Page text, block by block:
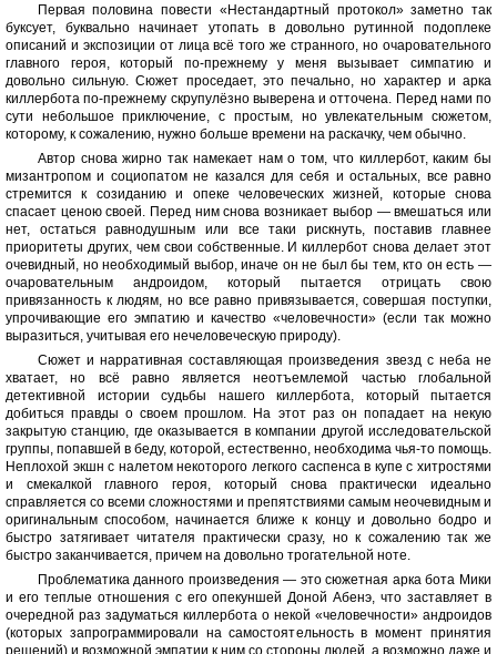
Первая половина повести «Нестандартный протокол» заметно так
буксует, буквально начинает утопать в довольно рутинной подоплеке
описаний и экспозиции от лица всё того же странного, но очаровательного
главного героя, который по-прежнему у меня вызывает симпатию и
довольно сильную. Сюжет проседает, это печально, но характер и арка
киллербота по-прежнему скрупулёзно выверена и отточена. Перед нами по
сути небольшое приключение, с простым, но увлекательным сюжетом,
которому, к сожалению, нужно больше времени на раскачку, чем обычно.
Автор снова жирно так намекает нам о том, что киллербот, каким бы
мизантропом и социопатом не казался для себя и остальных, все равно
стремится к созиданию и опеке человеческих жизней, которые снова
спасает ценою своей. Перед ним снова возникает выбор — вмешаться или
нет, остаться равнодушным или все таки рискнуть, поставив главнее
приоритеты других, чем свои собственные. И киллербот снова делает этот
очевидный, но необходимый выбор, иначе он не был бы тем, кто он есть —
очаровательным андроидом, который пытается отрицать свою
привязанность к людям, но все равно привязывается, совершая поступки,
упрочивающие его эмпатию и качество «человечности» (если так можно
выразиться, учитывая его нечеловеческую природу).
Сюжет и нарративная составляющая произведения звезд с неба не
хватает, но всё равно является неотъемлемой частью глобальной
детективной истории судьбы нашего киллербота, который пытается
добиться правды о своем прошлом. На этот раз он попадает на некую
закрытую станцию, где оказывается в компании другой исследовательской
группы, попавшей в беду, которой, естественно, необходима чья-то помощь.
Неплохой экшн с налетом некоторого легкого саспенса в купе с хитростями
и смекалкой главного героя, который снова практически идеально
справляется со всеми сложностями и препятствиями самым неочевидным и
оригинальным способом, начинается ближе к концу и довольно бодро и
быстро затягивает читателя практически сразу, но к сожалению так же
быстро заканчивается, причем на довольно трогательной ноте.
Проблематика данного произведения — это сюжетная арка бота Мики
и его теплые отношения с его опекуншей Доной Абенэ, что заставляет в
очередной раз задуматься киллербота о некой «человечности» андроидов
(которых запрограммировали на самостоятельность в момент принятия
решений) и возможной эмпатии к ним со стороны людей, а возможно даже и